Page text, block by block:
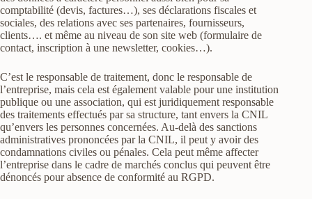
comptabilité (devis, factures…), ses déclarations fiscales et
sociales, des relations avec ses partenaires, fournisseurs,
clients…. et même au niveau de son site web (formulaire de
contact, inscription à une newsletter, cookies…).
C’est le responsable de traitement, donc le responsable de
l’entreprise, mais cela est également valable pour une institution
publique ou une association, qui est juridiquement responsable
des traitements effectués par sa structure, tant envers la CNIL
qu’envers les personnes concernées. Au-delà des sanctions
administratives prononcées par la CNIL, il peut y avoir des
condamnations civiles ou pénales. Cela peut même affecter
l’entreprise dans le cadre de marchés conclus qui peuvent être
dénoncés pour absence de conformité au RGPD.